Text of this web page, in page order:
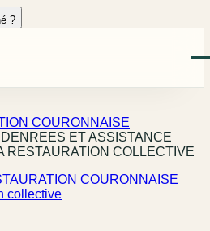
?
COURONNAISE
ET ASSISTANCE
RESTAURATION COLLECTIVE
COURONNAISE
collective